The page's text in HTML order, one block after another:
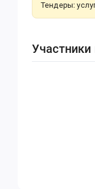
Тендеры:
Участники